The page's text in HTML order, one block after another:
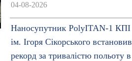
04-08-2026
Наносупутник PolyITAN-1 КПІ
ім. Ігоря Сікорського встановив
рекорд за тривалістю польоту в